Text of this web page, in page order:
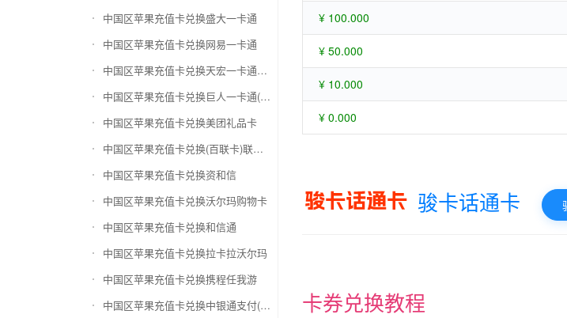
中国区苹果充值卡兑换盛大一卡通
中国区苹果充值卡兑换网易一卡通
中国区苹果充值卡兑换天宏一卡通（易冲天宏卡）
中国区苹果充值卡兑换巨人一卡通(征途卡)
中国区苹果充值卡兑换美团礼品卡
中国区苹果充值卡兑换(百联卡)联华ok卡
中国区苹果充值卡兑换资和信
中国区苹果充值卡兑换沃尔玛购物卡
中国区苹果充值卡兑换和信通
中国区苹果充值卡兑换拉卡拉沃尔玛
中国区苹果充值卡兑换携程任我游
中国区苹果充值卡兑换中银通支付(银联购物卡)
¥ 100.000
¥ 50.000
¥ 10.000
¥ 0.000
骏卡话通卡
卡券兑换教程